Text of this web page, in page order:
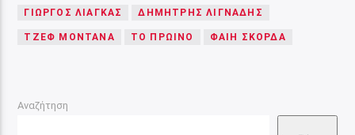
ΓΙΩΡΓΟΣ ΛΙΑΓΚΑΣ ΔΗΜΗΤΡΗΣ ΛΙΓΝΑΔΗΣ
ΤΖΕΦ ΜΟΝΤΑΝΑ ΤΟ ΠΡΩΙΝΟ ΦΑΙΗ ΣΚΟΡΔΑ
Αναζήτηση